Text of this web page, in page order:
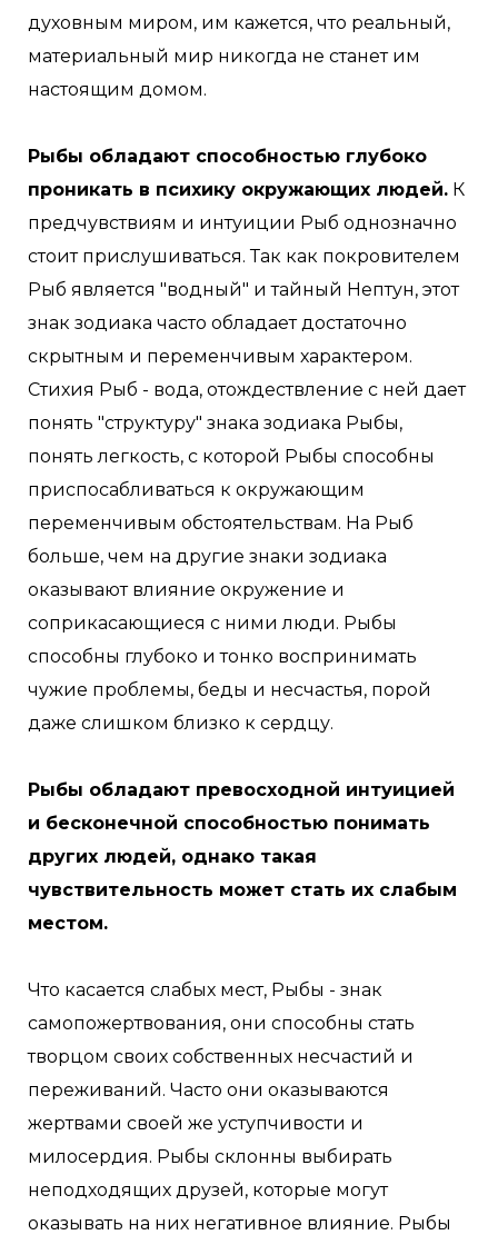
духовным миром, им кажется, что реальный,
материальный мир никогда не станет им
настоящим домом.
Рыбы обладают способностью глубоко
проникать в психику окружающих людей. К
предчувствиям и интуиции Рыб однозначно
стоит прислушиваться. Так как покровителем
Рыб является "водный" и тайный Нептун, этот
знак зодиака часто обладает достаточно
скрытным и переменчивым характером.
Стихия Рыб - вода, отождествление с ней дает
понять "структуру" знака зодиака Рыбы,
понять легкость, с которой Рыбы способны
приспосабливаться к окружающим
переменчивым обстоятельствам. На Рыб
больше, чем на другие знаки зодиака
оказывают влияние окружение и
соприкасающиеся с ними люди. Рыбы
способны глубоко и тонко воспринимать
чужие проблемы, беды и несчастья, порой
даже слишком близко к сердцу.
Рыбы обладают превосходной интуицией
и бесконечной способностью понимать
других людей, однако такая
чувствительность может стать их слабым
местом.
Что касается слабых мест, Рыбы - знак
самопожертвования, они способны стать
творцом своих собственных несчастий и
переживаний. Часто они оказываются
жертвами своей же уступчивости и
милосердия. Рыбы склонны выбирать
неподходящих друзей, которые могут
оказывать на них негативное влияние. Рыбы